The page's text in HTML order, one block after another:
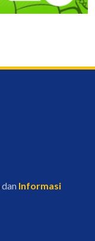
dan Informasi